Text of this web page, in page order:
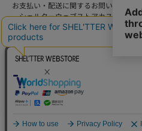
お支払い・配送に関するお問い合わせ（
シェルターウェブストアカスタマーセ
0800-123-6820
商品の素材、サイズ、仕様等に関する
バロックジャパンリミテッドコールセ
03-6730-9191
BAROQUE JAPAN LIMITED